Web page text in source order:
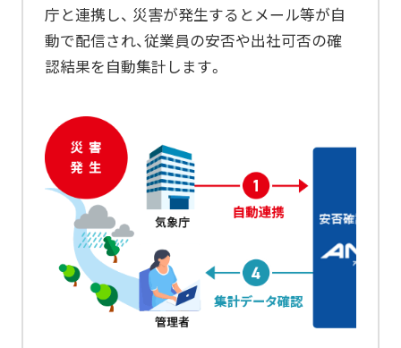
庁と連携し、 災害が発生するとメール等が自
動で配信され、従業員の安否や出社可否の確
認結果を自動集計します。